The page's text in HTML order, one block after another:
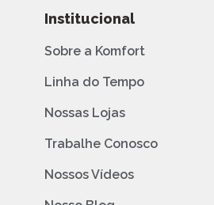
Institucional
Sobre a Komfort
Linha do Tempo
Nossas Lojas
Trabalhe Conosco
Nossos Vídeos